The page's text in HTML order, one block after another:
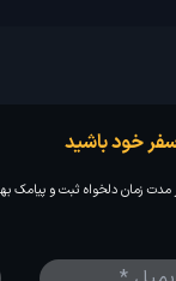
خود باشید
زمان دلخواه ثبت و پیامک